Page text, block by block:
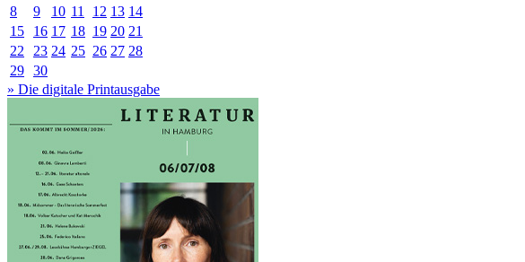
8
9 10 11 12 13 14
15
16 17 18 19 20 21
22
23 24 25 26 27 28
29 30
» Die digitale Printausgabe